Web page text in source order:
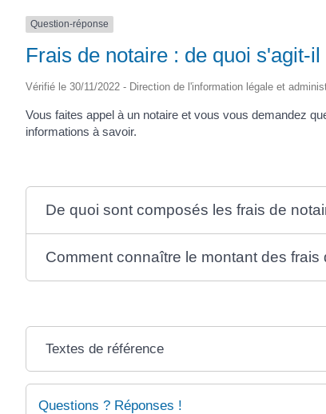
Question-réponse
Frais de notaire : de quoi s'agit-il
Vérifié le 30/11/2022 - Direction de l'information légale et
Vous faites appel à un notaire et vous vous demandez
informations à savoir.
De quoi sont composés les frais de
Comment connaître le montant des frais
Textes de référence
Questions ? Réponses !